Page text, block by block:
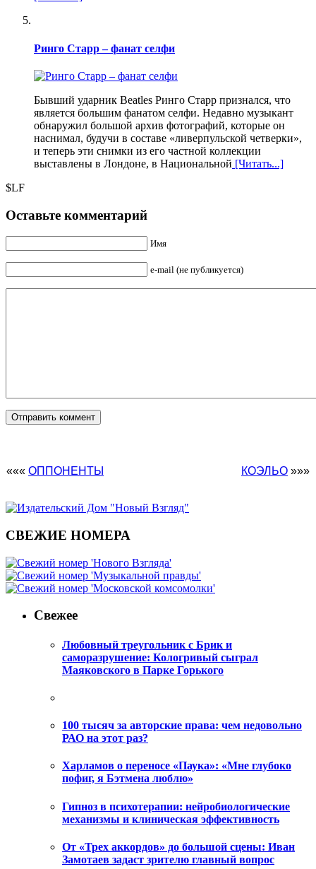
Ринго Старр – фанат селфи
Бывший ударник Beatles Ринго Старр признался, что
является большим фанатом селфи. Недавно музыкант
обнаружил большой архив фотографий, которые он
наснимал, будучи в составе «ливерпульской четверки»,
и теперь эти снимки из его частной коллекции
выставлены в Лондоне, в Национальной [Читать...]
$LF
Оставьте комментарий
Имя
e-mail (не публикуется)
««« ОППОНЕНТЫ КОЭЛЬО »»»
СВЕЖИЕ НОМЕРА
Свежее
Любовный треугольник с Брик и
саморазрушение: Кологривый сыграл
Маяковского в Парке Горького
100 тысяч за авторские права: чем недовольно
РАО на этот раз?
Харламов о переносе «Паука»: «Мне глубоко
пофиг, я Бэтмена люблю»
Гипноз в психотерапии: нейробиологические
механизмы и клиническая эффективность
От «Трех аккордов» до большой сцены: Иван
Замотаев задаст зрителю главный вопрос